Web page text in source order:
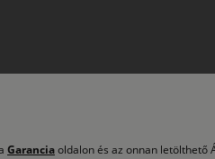
Garanciaoldalon és az onnan letölthető